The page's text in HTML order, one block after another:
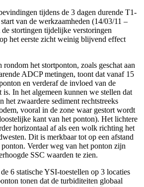
tijdens de 3 dagen durende T1-
van de werkzaamheden (14/03/11 –
stortingen tijdelijke verstoringen
het eerste zicht weinig blijvend effect
rondom het stortponton, zoals geschat aan
ADCP metingen, toont dat vanaf 15
en verderaf de invloed van de
is. In het algemeen kunnen we stellen dat
het zwaardere sediment rechtstreeks
vooral in de zone waar gestort wordt
kant van het ponton). Het lichtere
horizontaal af als een wolk richting het
Dit is merkbaar tot op een afstand
Verder weg van het ponton zijn
SSC waarden te zien.
6 statische YSI-toestellen op 3 locaties
tonen dat de turbiditeiten globaal